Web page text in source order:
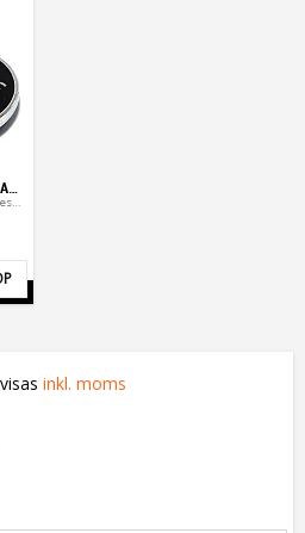
Citroën Nyckelring i Metall | Snygg Accessoar
Lägg till i favoriter
inkl. moms